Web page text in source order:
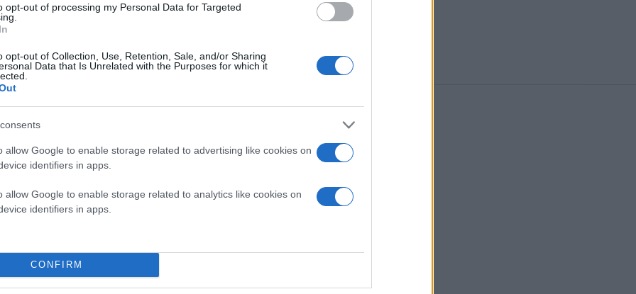
opt-out of processing my Personal Data for Targeted
opt-out of Collection, Use, Retention, Sale, and/or Sharing
Data that Is Unrelated with the Purposes for which it
allow Google to enable storage related to advertising like cookies on
identifiers in apps.
allow Google to enable storage related to analytics like cookies on
identifiers in apps.
CONFIRM